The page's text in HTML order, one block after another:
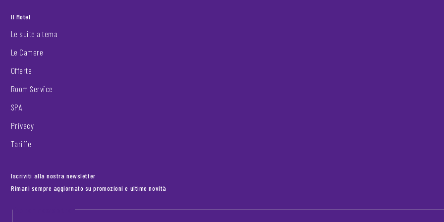
Il Motel
Le suite a tema
Le Camere
Offerte
Room Service
SPA
Privacy
Tariffe
Iscriviti alla nostra newsletter
Rimani sempre aggiornato su promozioni e ultime novità
Footer newsletter